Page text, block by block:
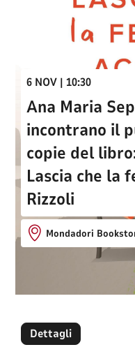
6 NOV | 10:30
Ana Maria
incontrano il
copie del
Lascia che la
Rizzoli
Mondadori
Dettagli